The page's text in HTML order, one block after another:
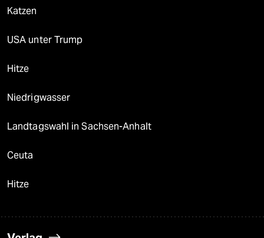
Katzen
USA unter Trump
Hitze
Niedrigwasser
Landtagswahl in Sachsen-Anhalt
Ceuta
Hitze